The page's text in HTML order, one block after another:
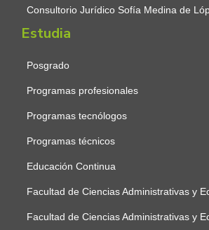
Consultorio Jurídico Sofía Medina de
Estudia
Posgrado
Programas profesionales
Programas tecnólogos
Programas técnicos
Educación Continua
Facultad de Ciencias Administrativas y
Facultad de Ciencias Administrativas y